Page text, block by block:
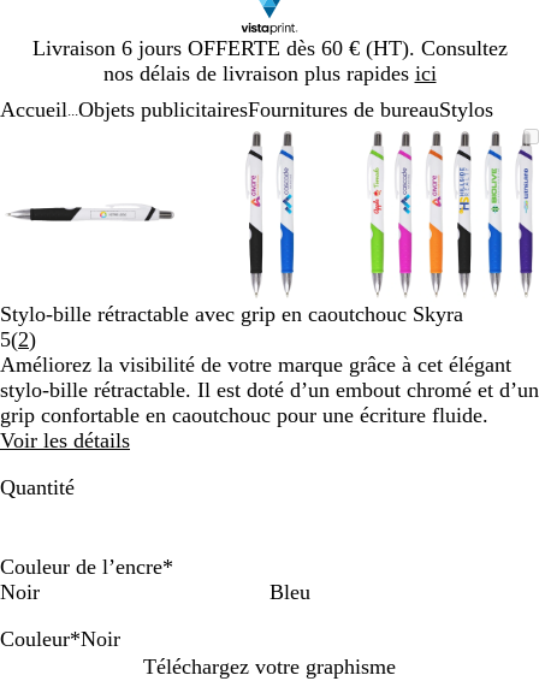
Livraison 6 jours OFFERTE dès 60 € (HT). Consultez
nos délais de livraison plus rapides ici
Diapositive
1
Accueil Objets publicitairesFournitures de bureauStylos
plus
zoomer
les
touches
fléchées
pour
Image
zoomable
Zoom
au
minimum
Cliquez
pour
développer
Utilisez
les
touches
plus
et
moins
pour
zoomer
les
touches
fléchées
Image
zoomable
Zoom
au
minimum
Cliquez
pour
Utilisez
les
touches
plus
et
moins
pour
zoomer
les
touches
fléchées
3
Stylo-bille rétractable avec grip en caoutchouc Skyra
5(2Lire
les
2
avis
)
Améliorez la visibilité de votre marque grâce à cet élégant
stylo-bille rétractable. Il est doté d’un embout chromé et d’un
grip confortable en caoutchouc pour une écriture fluide.
Voir les détails
Quantité
Couleur de l’encre*
Noir
Bleu
Couleur*Noir
Téléchargez votre graphisme